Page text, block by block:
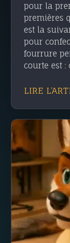
pour la
premières
est la
pour
fourrure
courte est :
LIRE